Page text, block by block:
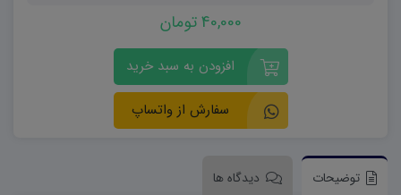
40,000 تومان
افزودن به سبد خرید
سفارش از واتساپ
توضیحات دیدگاه ها